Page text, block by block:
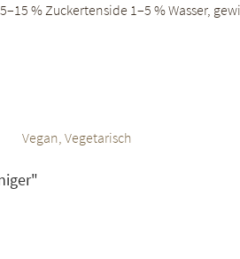
% Zuckertenside 1–5 % Wasser,
Vegan, Vegetarisch